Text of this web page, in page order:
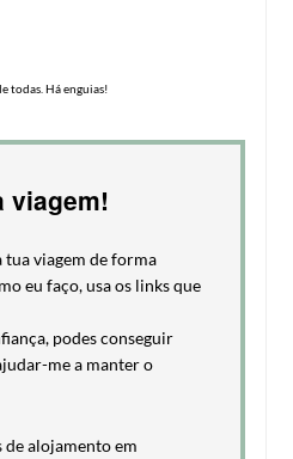
todas. Há enguias!
viagem!
tua viagem de forma
eu faço, usa os links que
podes conseguir
me a manter o
de alojamento em